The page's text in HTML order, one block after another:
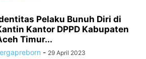
Pelaku Bunuh Diri di
Kantor DPPD Kabupaten
Timur...
- 29 April 2023